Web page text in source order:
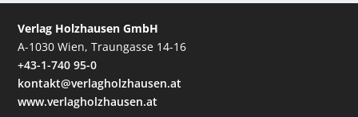
Verlag Holzhausen GmbH
A-1030 Wien, Traungasse 14-16
+43-1-740 95-0
kontakt@verlagholzhausen.at
www.verlagholzhausen.at